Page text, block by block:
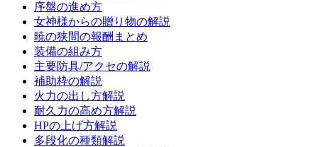
序盤の進め方
女神様からの贈り物の解説
暁の狭間の報酬まとめ
装備の組み方
主要防具/アクセの解説
補助枠の解説
火力の出し方解説
耐久力の高め方解説
HPの上げ方解説
多段化の種類解説